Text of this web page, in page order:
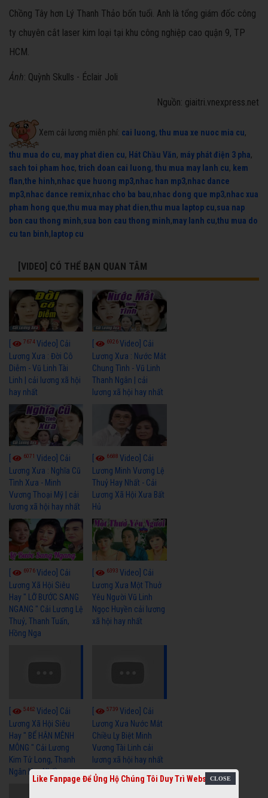
Chồng Tây hơn Lý Thanh Thảo bốn tuổi. Anh là tổng giám đốc công
ty chuyên cắt laser kim loại tại khu công nghiệp cao quận 9, TP
HCM.
Ảnh: Quỳnh Skulls - Éclair Joli
Nguồn: giaitri.vnexpress.net
Xem cải lương miễn phí: cai luong, thu mua xe nuoc mia cu,
thu mua do cu, may phat dien cu, Hát Chầu Văn, máy phát điện 3 pha,
sach toi pham hoc, trich doan cai luong, thu mua may lanh cu, kem
flan,the hinh,nhac que huong mp3,nhac han mp3,nhac dance
mp3,nhac dance remix,nhac cho ba bau,nhac dong que mp3,nhac xua
pham hong que,thu mua may phat dien,thu mua laptop cu,sua nap
bon cau thong minh,sua bon cau thong minh,may lanh cu,thu mua do
cu tan binh, laptop cu
[VIDEO] CÓ THỂ BẠN QUAN TÂM
7674Video] Cải
Lương Xưa : Đời Cô
Diễm - Vũ Linh Tài
Linh | cải lương xã hội
hay nhất
6926Video] Cải
Lương Xưa : Nước Mắt
Chung Tình - Vũ Linh
Thanh Ngân | cải
lương xã hội hay nhất
6071 Video] Cải
Lương Xưa : Nghĩa Cũ
Tình Xưa - Minh
Vương Thoại Mỹ | cải
lương xã hội hay nhất
6688Video] Cải
Lương Minh Vương Lệ
Thuỷ Hay Nhất - Cải
Lương Xã Hội Xưa Bất
Hủ
6976Video] Cải
Lương Xã Hội Siêu
Hay " LỠ BƯỚC SANG
NGANG " Cải Lương Lệ
Thuỷ, Thanh Tuấn,
Hồng Nga
6393Video] Cải
Lương Xưa Một Thuở
Yêu Người Vũ Linh
Ngọc Huyền cải lương
xã hội hay nhất
5462 Video] Cải
Lương Xã Hội Siêu
Hay " BỂ HẬN MÊNH
MÔNG " Cải Lương
Kim Tử Long, Thanh
Ngân Hay Nhất
5739Video] Cải
Lương Xưa Nước Mắt
Chiều Ly Biệt Minh
Vương Tài Linh cải
lương xã hội hay nhất
Like Fanpage Để Ủng Hộ Chúng Tôi Duy Trì Website